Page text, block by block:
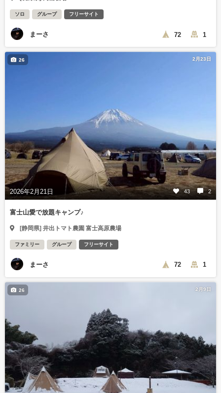
ソロ グループ フリーサイト
まーさ 72 1
2月23日
2026年2月21日 43 2
26
富士山愛で放題キャンプ♪
[静岡県] 井出トマト農園 富士高原農場
ファミリー グループ フリーサイト
まーさ 72 1
2月9日
26